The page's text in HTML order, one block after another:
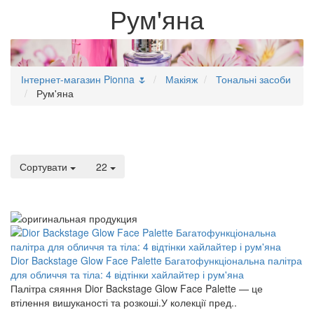
Рум'яна
Інтернет-магазин Pionna 🌷 Макіяж
Тональні засоби
Рум'яна
Сортувати 22
Dior Backstage Glow Face Palette Багатофункціональна палітра
для обличчя та тіла: 4 відтінки хайлайтер і рум'яна
Палітра сяяння Dior Backstage Glow Face Palette — це
втілення вишуканості та розкоші.У колекції пред..